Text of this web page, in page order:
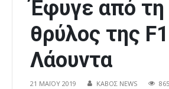
Έφυγε από
θρύλος της
Λάουντα
21 ΜΑΪ́ΟΥ 2019 ΚΑΒΟΣ NEWS 865